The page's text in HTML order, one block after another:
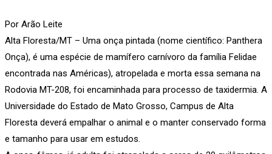
Por Arão Leite
Alta Floresta/MT – Uma onça pintada (nome científico: Panthera
Onça), é uma espécie de mamífero carnívoro da família Felidae
encontrada nas Américas), atropelada e morta essa semana na
Rodovia MT-208, foi encaminhada para processo de taxidermia. A
Universidade do Estado de Mato Grosso, Campus de Alta
Floresta deverá empalhar o animal e o manter conservado forma
e tamanho para usar em estudos.